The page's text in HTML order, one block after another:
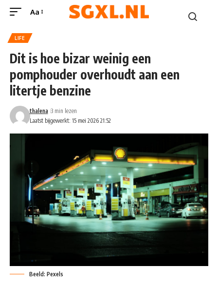
Aa
LIFE
Dit is hoe bizar weinig een
pomphouder overhoudt aan een
litertje benzine
Laatst bijgewerkt: 15 mei 2026 21:52
thalena 3 min lezen
Beeld: Pexels